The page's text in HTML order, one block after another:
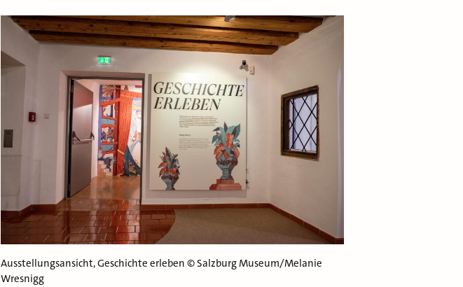
Ausstellungsansicht, Geschichte erleben © Salzburg Museum/Melanie
Wresnigg